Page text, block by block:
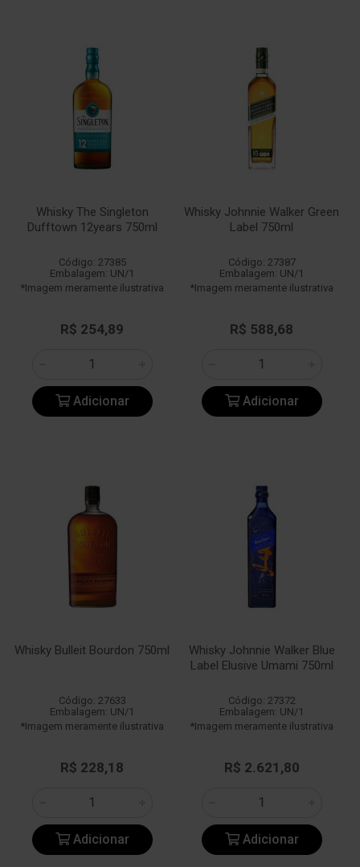
Whisky The Singleton
Dufftown 12years 750ml
Código: 27385
Embalagem: UN/1
*Imagem meramente ilustrativa
R$ 254,89
Adicionar
Whisky Johnnie Walker Green
Label 750ml
Código: 27387
Embalagem: UN/1
*Imagem meramente ilustrativa
R$ 588,68
Adicionar
Whisky Bulleit Bourdon 750ml
Código: 27633
Embalagem: UN/1
*Imagem meramente ilustrativa
R$ 228,18
Adicionar
Whisky Johnnie Walker Blue
Label Elusive Umami 750ml
Código: 27372
Embalagem: UN/1
*Imagem meramente ilustrativa
R$ 2.621,80
Adicionar